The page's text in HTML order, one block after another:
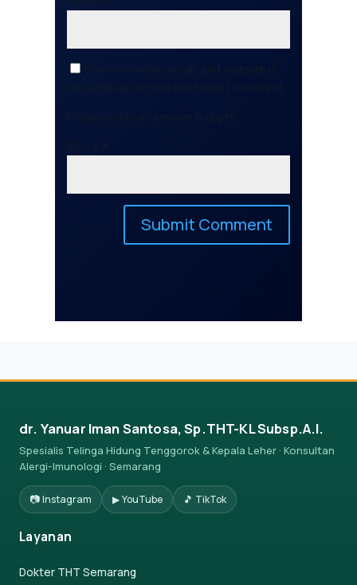
dr. Yanuar Iman Santosa, Sp.THT-KL Subsp.A.I.
Spesialis Telinga Hidung Tenggorok & Kepala Leher · Konsultan
Alergi-Imunologi · Semarang
📷 Instagram ▶ YouTube 🎵 TikTok
Layanan
Dokter THT Semarang